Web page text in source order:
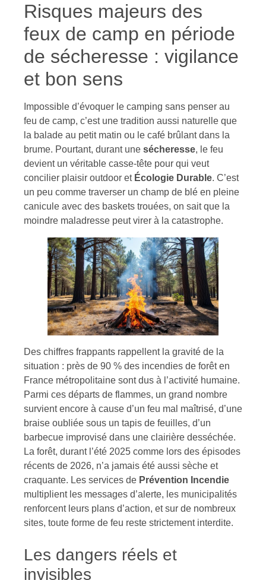
Risques majeurs des
feux de camp en période
de sécheresse : vigilance
et bon sens
Impossible d’évoquer le camping sans penser au
feu de camp, c’est une tradition aussi naturelle que
la balade au petit matin ou le café brûlant dans la
brume. Pourtant, durant une sécheresse, le feu
devient un véritable casse-tête pour qui veut
concilier plaisir outdoor et Écologie Durable. C’est
un peu comme traverser un champ de blé en pleine
canicule avec des baskets trouées, on sait que la
moindre maladresse peut virer à la catastrophe.
Des chiffres frappants rappellent la gravité de la
situation : près de 90 % des incendies de forêt en
France métropolitaine sont dus à l’activité humaine.
Parmi ces départs de flammes, un grand nombre
survient encore à cause d’un feu mal maîtrisé, d’une
braise oubliée sous un tapis de feuilles, d’un
barbecue improvisé dans une clairière desséchée.
La forêt, durant l’été 2025 comme lors des épisodes
récents de 2026, n’a jamais été aussi sèche et
craquante. Les services de Prévention Incendie
multiplient les messages d’alerte, les municipalités
renforcent leurs plans d’action, et sur de nombreux
sites, toute forme de feu reste strictement interdite.
Les dangers réels et
invisibles